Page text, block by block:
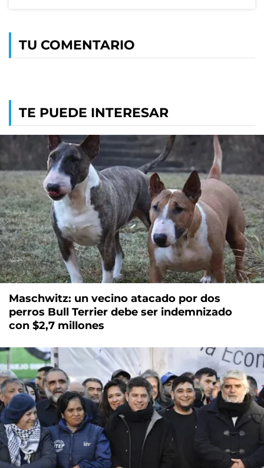
TU COMENTARIO
TE PUEDE INTERESAR
Maschwitz: un vecino atacado por dos
perros Bull Terrier debe ser indemnizado
con $2,7 millones